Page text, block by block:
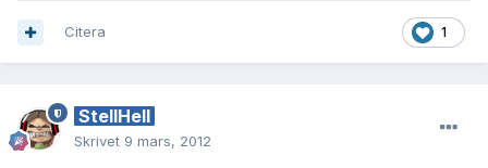
1
Citera
StellHell
Skrivet 9 mars, 2012